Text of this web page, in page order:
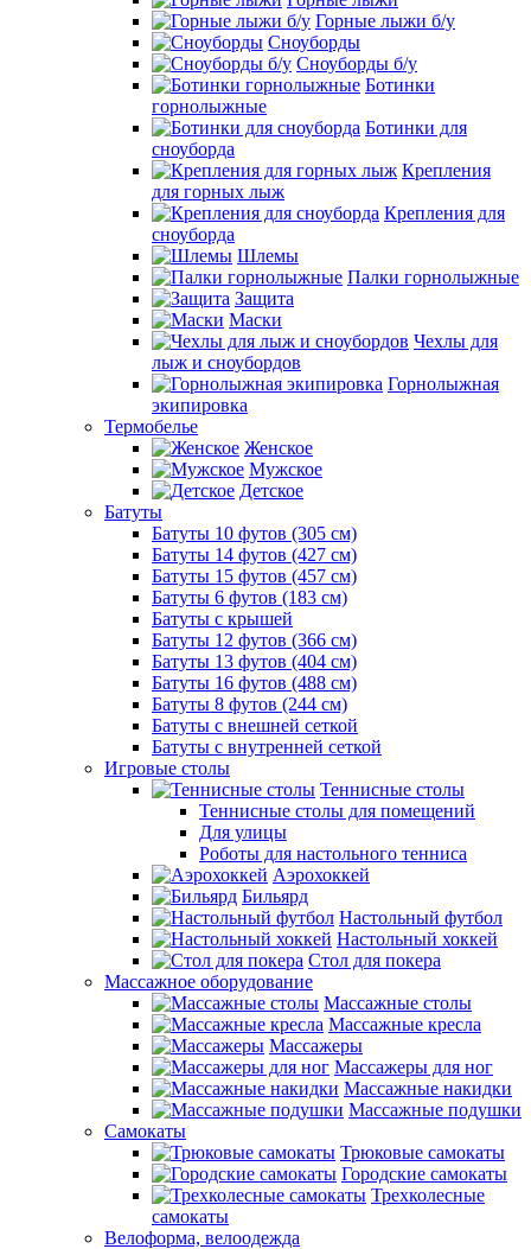
Горные лыжи б/у
Сноуборды
Сноуборды б/у
Ботинки
горнолыжные
Ботинки для
сноуборда
Крепления
для горных лыж
Крепления для
сноуборда
Шлемы
Палки горнолыжные
Защита
Маски
Чехлы для
лыж и сноубордов
Горнолыжная
экипировка
Термобелье
Женское
Мужское
Детское
Батуты
Батуты 10 футов (305 см)
Батуты 14 футов (427 см)
Батуты 15 футов (457 см)
Батуты 6 футов (183 см)
Батуты с крышей
Батуты 12 футов (366 см)
Батуты 13 футов (404 см)
Батуты 16 футов (488 см)
Батуты 8 футов (244 см)
Батуты с внешней сеткой
Батуты с внутренней сеткой
Игровые столы
Теннисные столы
Теннисные столы для помещений
Для улицы
Роботы для настольного тенниса
Аэрохоккей
Бильярд
Настольный футбол
Настольный хоккей
Стол для покера
Массажное оборудование
Массажные столы
Массажные кресла
Массажеры
Массажеры для ног
Массажные накидки
Массажные подушки
Самокаты
Трюковые самокаты
Городские самокаты
Трехколесные
самокаты
Велоформа, велоодежда